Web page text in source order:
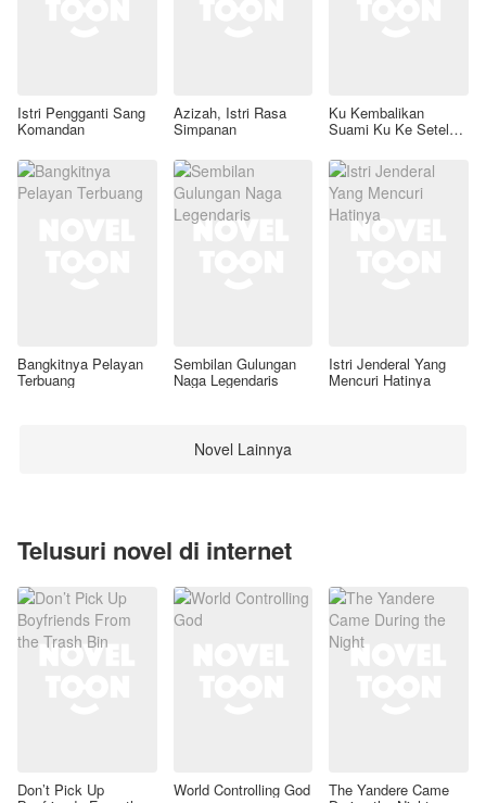
Istri Pengganti Sang
Komandan
Azizah, Istri Rasa
Simpanan
Ku Kembalikan
Suami Ku Ke Setelan
Bangkitnya Pelayan
Terbuang
Sembilan Gulungan
Naga Legendaris
Istri Jenderal Yang
Mencuri Hatinya
Novel Lainnya
Telusuri novel di internet
Don’t Pick Up World Controlling God The Yandere Came